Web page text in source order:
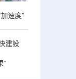
速度”
建設
”